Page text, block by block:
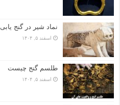
نماد شیر در گنج یابی
اسفند ۵, ۱۴۰۴
طلسم گنج چیست
اسفند ۵, ۱۴۰۴